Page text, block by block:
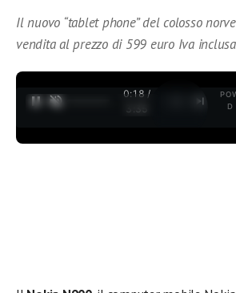
Il nuovo “tablet phone” del colosso
vendita al prezzo di 599 euro Iva
0:18 /
3:35
D